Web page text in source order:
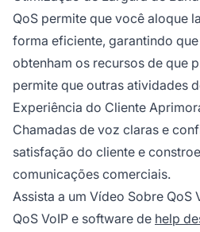
QoS permite que você aloque
forma eficiente, garantindo
obtenham os recursos de que
permite que outras atividades
Experiência do Cliente
Chamadas de voz claras e
satisfação do cliente e
comunicações comerciais.
Assista a um Vídeo Sobre QoS
QoS VoIP e software de help